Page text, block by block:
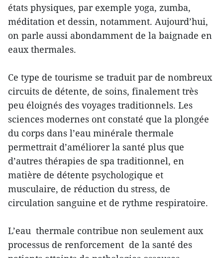
états physiques, par exemple yoga, zumba,
méditation et dessin, notamment. Aujourd’hui,
on parle aussi abondamment de la baignade en
eaux thermales.
Ce type de tourisme se traduit par de nombreux
circuits de détente, de soins, finalement très
peu éloignés des voyages traditionnels. Les
sciences modernes ont constaté que la plongée
du corps dans l’eau minérale thermale
permettrait d’améliorer la santé plus que
d’autres thérapies de spa traditionnel, en
matière de détente psychologique et
musculaire, de réduction du stress, de
circulation sanguine et de rythme respiratoire.
L’eau thermale contribue non seulement aux
processus de renforcement de la santé des